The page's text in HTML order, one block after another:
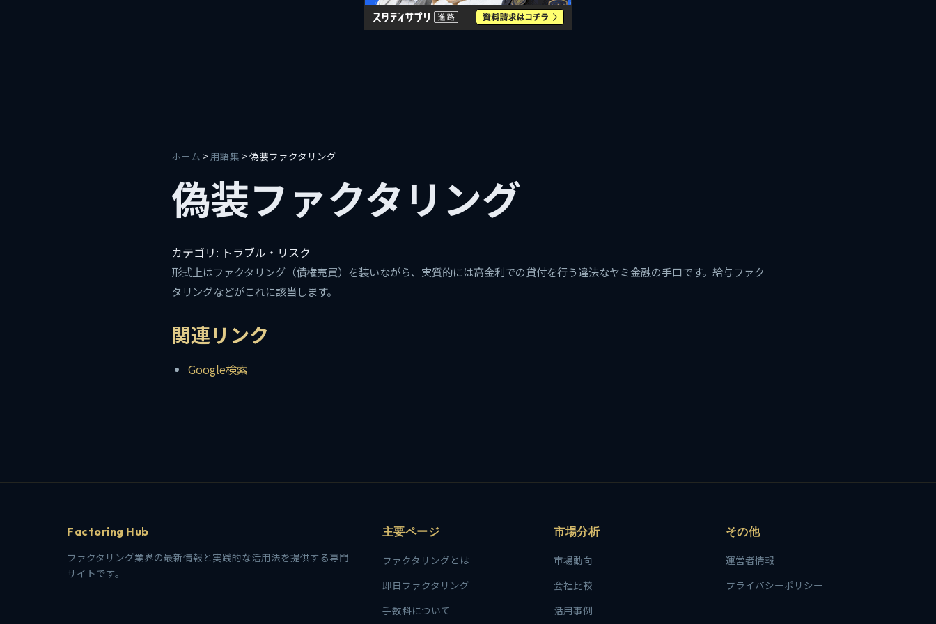
ホーム >用語集 > 偽装ファクタリング
偽装ファクタリング
カテゴリ: トラブル・リスク
形式上はファクタリング（債権売買）を装いながら、実質的には高金利での貸付を行う違法なヤミ金融の手口です。給与ファク
タリングなどがこれに該当します。
関連リンク
Google検索
Factoring Hub
ファクタリング業界の最新情報と実践的な活用法を提供する専門
サイトです。
主要ページ
ファクタリングとは
即日ファクタリング
手数料について
市場分析
市場動向
会社比較
活用事例
その他
運営者情報
プライバシーポリシー